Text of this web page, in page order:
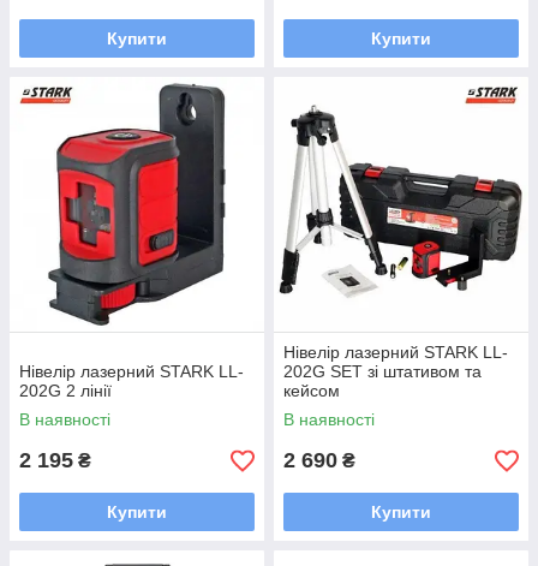
Купити Купити
Нівелір лазерний STARK LL-
202G 2 лінії
В наявності
2 195 ₴
Купити
Нівелір лазерний STARK LL-
202G SET зі штативом та
кейсом
В наявності
2 690 ₴
Купити